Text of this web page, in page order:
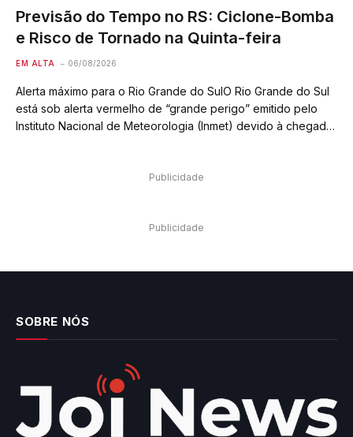
Previsão do Tempo no RS: Ciclone-Bomba
e Risco de Tornado na Quinta-feira
EM ALTA 06/08/2026
Alerta máximo para o Rio Grande do SulO Rio Grande do Sul
está sob alerta vermelho de “grande perigo” emitido pelo
Instituto Nacional de Meteorologia (Inmet) devido à chegada
Publicidade
Publicidade
SOBRE NÓS